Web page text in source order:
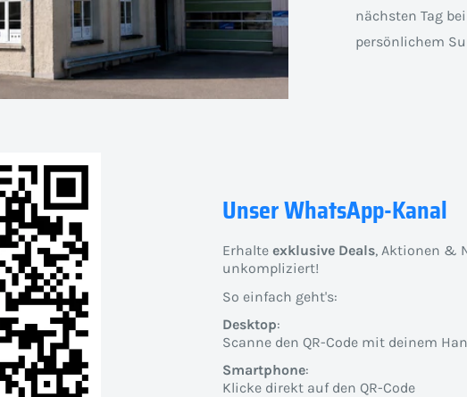
nächsten Tag
persönlichem
Unser WhatsApp-Kanal
Erhalteexklusive Deals, Aktionen &
unkompliziert!
So einfach geht's:
Desktop:
Scanne den QR-Code mit deinem
Smartphone:
Klicke direkt auf den QR-Code